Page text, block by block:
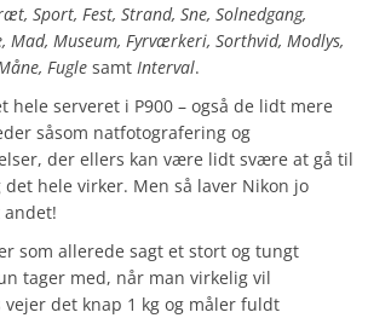
Sport, Fest, Strand, Sne, Solnedgang,
Museum, Fyrværkeri, Sorthvid, Modlys,
Fugle samt Interval.
hele serveret i P900 – også de lidt mere
såsom natfotografering og
der ellers kan være lidt svære at gå til
hele virker. Men så laver Nikon jo
andet!
som allerede sagt et stort og tungt
tager med, når man virkelig vil
vejer det knap 1 kg og måler fuldt